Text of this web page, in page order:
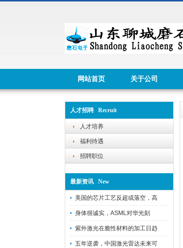
网站首页 关于公司
人才招聘 Recruit
人才培养
福利待遇
招聘职位
最新资讯 New
美国的芯片工艺反超或落空，高
身体很诚实，ASML对华光刻
紫外激光在脆性材料的加工日趋
五年逆袭，中国激光雷达未来可